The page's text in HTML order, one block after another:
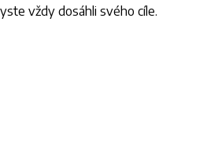
vždy dosáhli svého cíle.